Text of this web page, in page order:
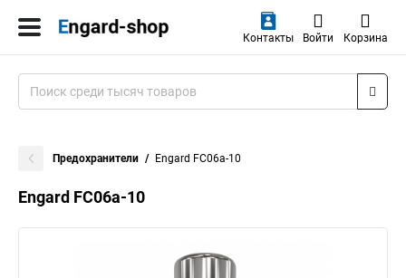
Контакты Войти Корзина
Предохранители Engard FC06a-10
Engard FC06a-10